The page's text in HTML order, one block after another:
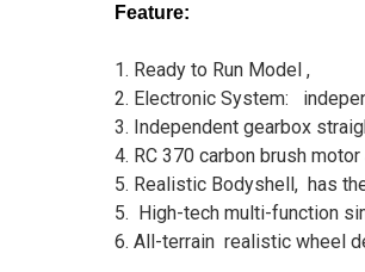
Feature:
1. Ready to Run Model ,
2. Electronic System:
3. Independent gearbox
4. RC 370 carbon brush
5. Realistic Bodyshell, has
5. High-tech multi-function
6. All-terrain realistic wheel